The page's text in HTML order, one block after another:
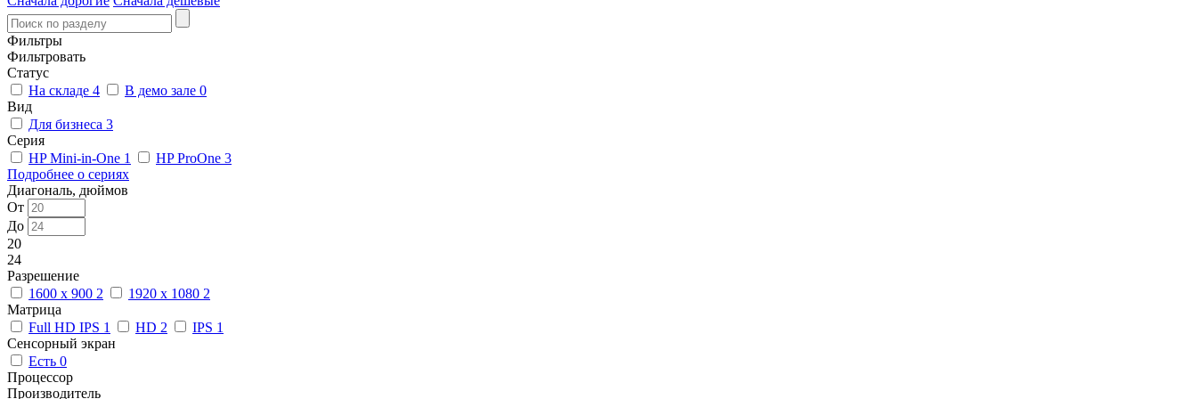
Фильтры
Фильтровать
Статус
На складе 4 В демо зале 0
Вид
Для бизнеса 3
Серия
HP Mini-in-One 1 HP ProOne 3
Подробнее о сериях
Диагональ, дюймов
От
До
20
24
Разрешение
1600 x 900 2 1920 x 1080 2
Матрица
Full HD IPS 1 HD 2 IPS 1
Сенсорный экран
Есть 0
Процессор
Производитель